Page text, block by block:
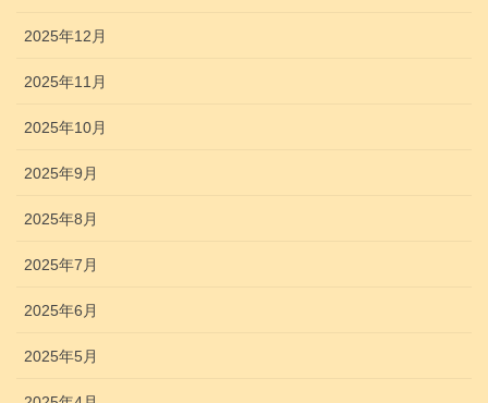
2025年12月
2025年11月
2025年10月
2025年9月
2025年8月
2025年7月
2025年6月
2025年5月